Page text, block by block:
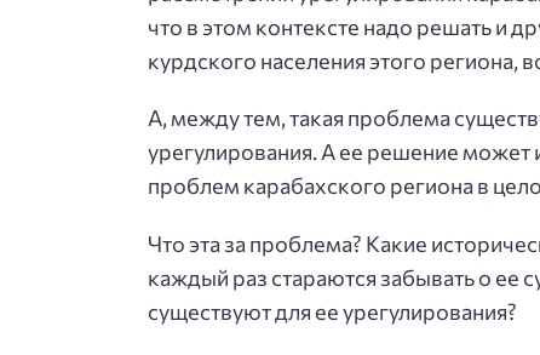
что в этом контексте надо решать и
курдского населения этого региона,
А, между тем, такая проблема
урегулирования. А ее решение может
проблем карабахского региона в
Что эта за проблема? Какие
каждый раз стараются забывать о
существуют для ее урегулирования?